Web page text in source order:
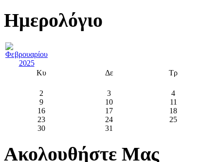
Ημερολόγιο
Κυ Δε Τρ
2 3
4
9
10
11
16
17
18
23
24
25
30
31
Ακολουθήστε Μας